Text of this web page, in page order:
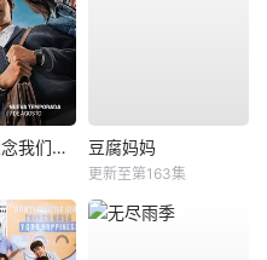
没有人会想念我们第二季 豆腐妈妈
更新至第163集